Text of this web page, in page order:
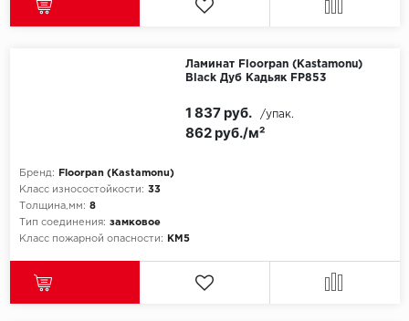
Tarkett
Wonderful Vinyl
Ламинат Floorpan (Kastamonu)
Black Дуб Кадьяк FP853
Бренд:
Floorpan (Kastamonu)
Класс износостойкости: 33
Толщина,мм: 8
Тип соединения: замковое
Класс пожарной опасности:
КМ5
862 руб./м²
1 837 руб. /упак.